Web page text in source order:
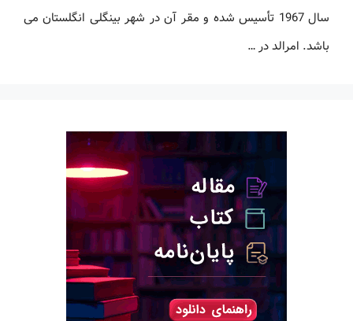
سال 1967 تأسیس شده و مقر آن در شهر بینگلی انگلستان می
باشد. امرالد در …